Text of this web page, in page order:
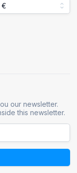
€
our newsletter.
this newsletter.